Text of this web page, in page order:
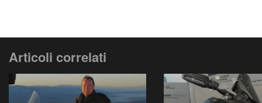
Articoli correlati